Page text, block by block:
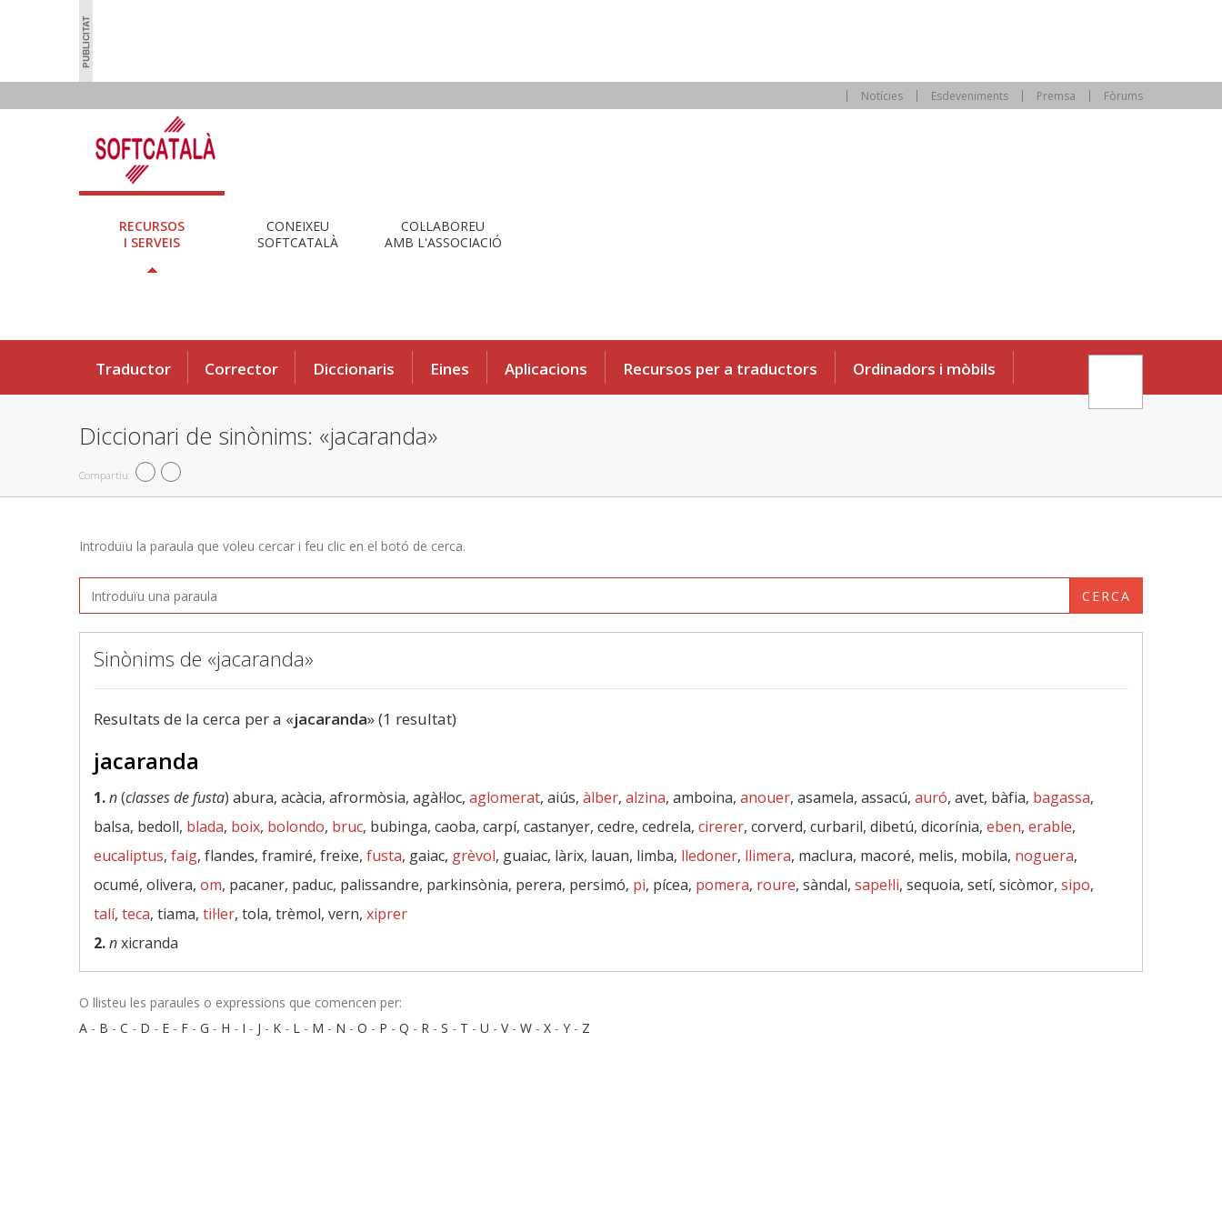
Notícies Esdeveniments Premsa Fòrums
RECURSOS
I SERVEIS
CONEIXEU
SOFTCATALÀ
COL·LABOREU
AMB L'ASSOCIACIÓ
Traductor Corrector Diccionaris Eines Aplicacions Recursos per a traductors Ordinadors i mòbils
Diccionari de sinònims: «jacaranda»
Compartiu
Introduïu la paraula que voleu cercar i feu clic en el botó de cerca.
CERCA
Sinònims de «jacaranda»
Resultats de la cerca per a «jacaranda» (1 resultat)
jacaranda
1.n(classes de fusta) abura, acàcia, afrormòsia, agàl·loc, aglomerat, aiús, àlber, alzina, amboina, anouer, asamela, assacú, auró, avet, bàfia, bagassa,
balsa, bedoll, blada, boix, bolondo, bruc, bubinga, caoba, carpí, castanyer, cedre, cedrela, cirerer, corverd, curbaril, dibetú, dicorínia, eben, erable,
eucaliptus, faig, flandes, framiré, freixe, fusta, gaiac, grèvol, guaiac, làrix, lauan, limba, lledoner, llimera, maclura, macoré, melis, mobila, noguera,
ocumé, olivera, om, pacaner, paduc, palissandre, parkinsònia, perera, persimó, pi, pícea, pomera, roure, sàndal, sapel·li, sequoia, setí, sicòmor, sipo,
talí, teca, tiama, til·ler, tola, trèmol, vern, xiprer
2.nxicranda
O llisteu les paraules o expressions que comencen per:
A - B - C - D - E - F - G - H - I - J - K - L - M - N - O - P - Q - R - S - T - U - V- W - X - Y - Z